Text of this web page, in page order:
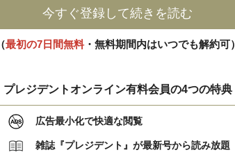
今すぐ登録して続きを読む
（最初の7日間無料・無料期間内はいつでも解約可）
プレジデントオンライン有料会員の4つの特典
広告最小化で快適な閲覧
雑誌『プレジデント』が最新号から読み放題